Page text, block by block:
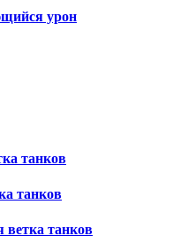
урон
танков
танков
ветка танков